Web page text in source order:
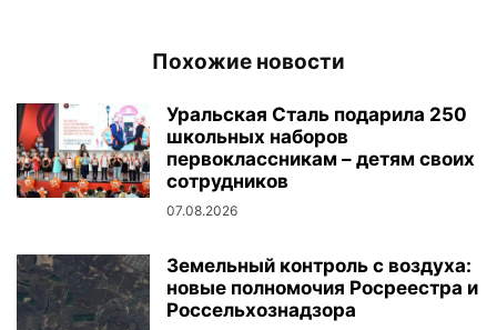
Похожие новости
Уральская Сталь подарила 250
школьных наборов
первоклассникам – детям своих
сотрудников
07.08.2026
Земельный контроль с воздуха:
новые полномочия Росреестра и
Россельхознадзора